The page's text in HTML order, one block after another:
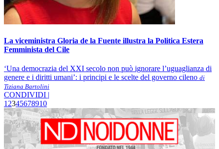
La viceministra Gloria de la Fuente illustra la Politica Estera
Femminista del Cile
‘Una democrazia del XXI secolo non può ignorare l’uguaglianza di
genere e i diritti umani’: i principi e le scelte del governo cileno di
Tiziana Bartolini
CONDIVIDI |
1 2345678910